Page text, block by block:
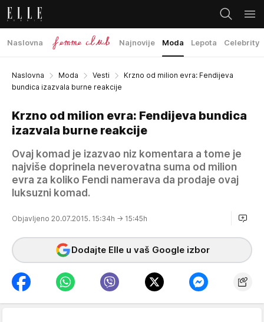
Naslovna Najnovije Moda Lepota Celebrity
Naslovna Moda Vesti
Krzno od milion evra: Fendijeva
bundica izazvala burne reakcije
Krzno od milion evra: Fendijeva bundica
izazvala burne reakcije
Ovaj komad je izazvao niz komentara a tome je
najviše doprinela neverovatna suma od milion
evra za koliko Fendi namerava da prodaje ovaj
luksuzni komad.
Objavljeno 20.07.2015. 15:34h → 15:45h
Dodajte Elle u vaš Google izbor